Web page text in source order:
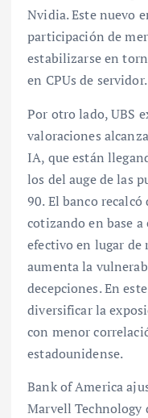
Nvidia. Este nuevo
participación de
estabilizarse en
en CPUs de servidor.
Por otro lado, UBS
valoraciones
IA, que están
los del auge de las
90. El banco
cotizando en base
efectivo en lugar de
aumenta la
decepciones. En
diversificar la
con menor
estadounidense.
Bank of America
Marvell Technology